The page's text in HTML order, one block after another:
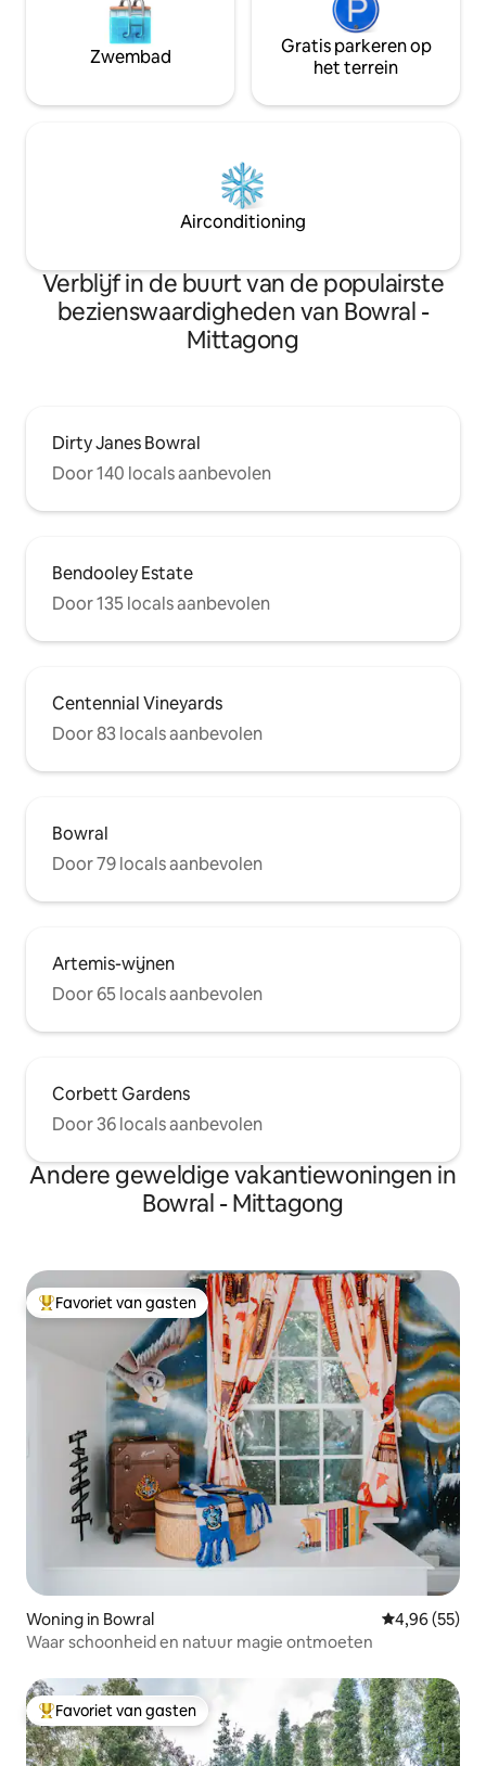
Zwembad
Gratis parkeren op
het terrein
Airconditioning
Verblijf in de buurt van de populairste
bezienswaardigheden van Bowral -
Mittagong
Dirty Janes Bowral
Door 140 locals aanbevolen
Bendooley Estate
Door 135 locals aanbevolen
Centennial Vineyards
Door 83 locals aanbevolen
Bowral
Door 79 locals aanbevolen
Artemis-wijnen
Door 65 locals aanbevolen
Corbett Gardens
Door 36 locals aanbevolen
Andere geweldige vakantiewoningen in
Bowral - Mittagong
Topfavoriet van gasten
Favoriet van gasten
Woning in Bowral Gemiddelde
4,96 (55)
Waar schoonheid en natuur magie ontmoeten
Topfavoriet van gasten
Favoriet van gasten